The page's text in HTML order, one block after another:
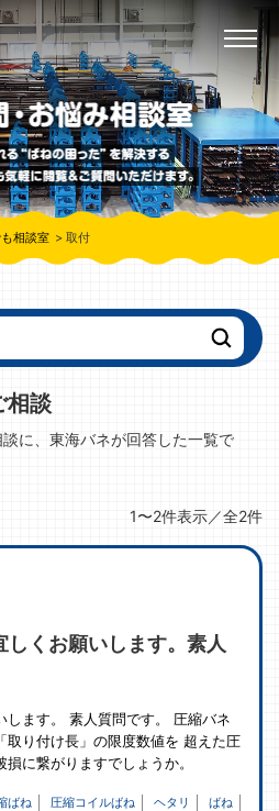
相談室 取付
相談
に、東海バネが回答した一覧で
1〜2件表示／全2件
しくお願いします。素人
します。 素人質問です。 圧縮バネ
取り付け長」の限度数値を 超えた圧
に繋がりますでしょうか。
ばね 圧縮コイルばね ヘタリ
ばね